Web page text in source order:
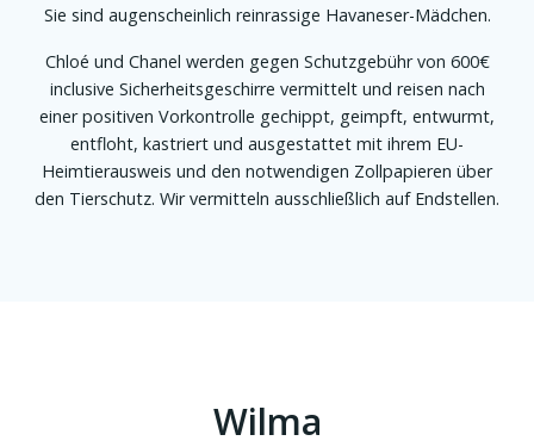
Sie sind augenscheinlich reinrassige Havaneser-Mädchen.
Chloé und Chanel werden gegen Schutzgebühr von 600€
inclusive Sicherheitsgeschirre vermittelt und reisen nach
einer positiven Vorkontrolle gechippt, geimpft, entwurmt,
entfloht, kastriert und ausgestattet mit ihrem EU-
Heimtierausweis und den notwendigen Zollpapieren über
den Tierschutz. Wir vermitteln ausschließlich auf Endstellen.
Wilma